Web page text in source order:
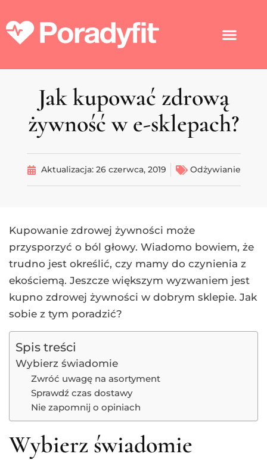
Jak kupować zdrową
żywność w e-sklepach?
Aktualizacja: 26 czerwca, 2019 Odżywianie
Kupowanie zdrowej żywności może
przysporzyć o ból głowy. Wiadomo bowiem, że
trudno jest określić, czy mamy do czynienia z
ekościemą. Jeszcze większym wyzwaniem jest
kupno zdrowej żywności w dobrym sklepie. Jak
sobie z tym poradzić?
Spis treści
Wybierz świadomie
Zwróć uwagę na asortyment
Sprawdź czas dostawy
Nie zapomnij o opiniach
Wybierz świadomie